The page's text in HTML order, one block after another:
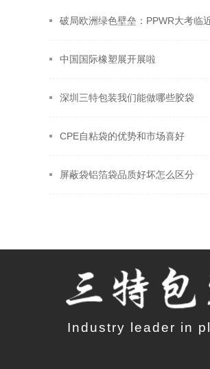
破局欧洲绿色壁垒：PPWR大考临
中国国际橡塑展开展啦
深圳三特包装我们能做哪些胶袋
CPE自粘袋的优势和市场喜好
屏蔽袋铝箔袋品质好坏怎么区分
Industry leader in